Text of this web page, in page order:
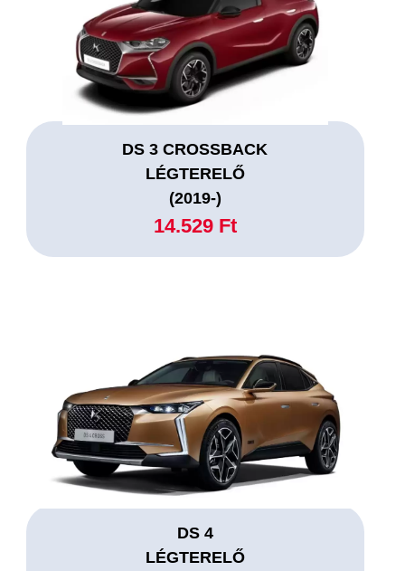
DS 3 CROSSBACK
LÉGTERELŐ
(2019-)
14.529 Ft
DS 4
LÉGTERELŐ